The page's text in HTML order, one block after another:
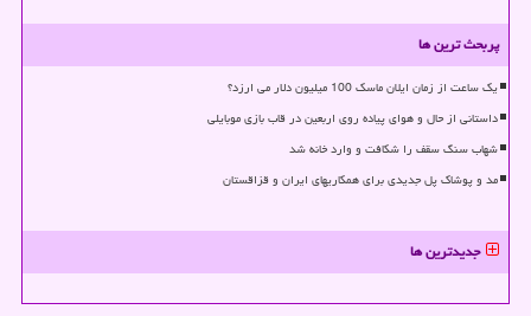
پربحث ترین ها
یک ساعت از زمان ایلان ماسک 100 میلیون دلار می ارزد؟
داستانی از حال و هوای پیاده روی اربعین در قاب بازی موبایلی
شهاب سنگ سقف را شکافت و وارد خانه شد
مد و پوشاک پل جدیدی برای همکاریهای ایران و قزاقستان
جدیدترین ها